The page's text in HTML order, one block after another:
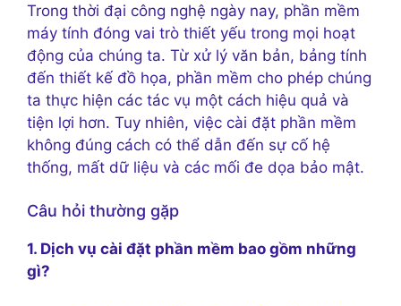
Trong thời đại công nghệ ngày nay, phần mềm
máy tính đóng vai trò thiết yếu trong mọi hoạt
động của chúng ta. Từ xử lý văn bản, bảng tính
đến thiết kế đồ họa, phần mềm cho phép chúng
ta thực hiện các tác vụ một cách hiệu quả và
tiện lợi hơn. Tuy nhiên, việc cài đặt phần mềm
không đúng cách có thể dẫn đến sự cố hệ
thống, mất dữ liệu và các mối đe dọa bảo mật.
Câu hỏi thường gặp
1. Dịch vụ cài đặt phần mềm bao gồm những
gì?